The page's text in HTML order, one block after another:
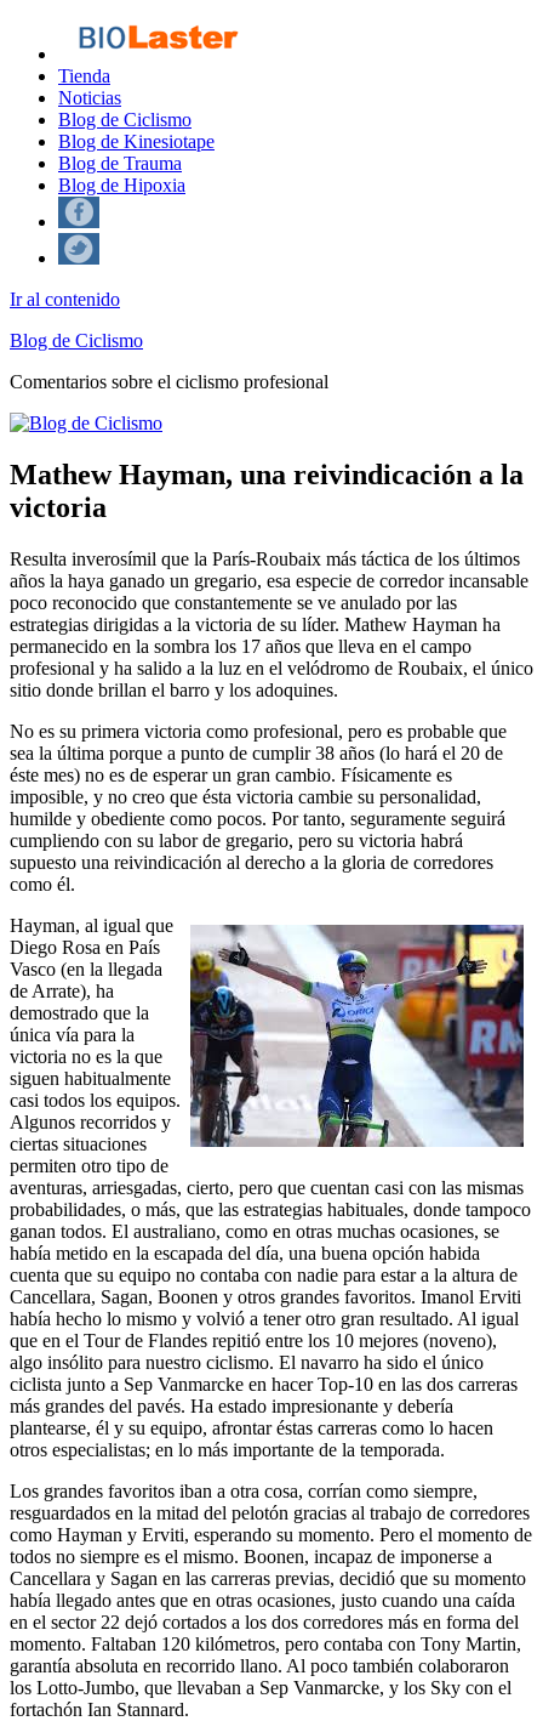
Tienda
Noticias
Blog de Ciclismo
Blog de Kinesiotape
Blog de Trauma
Blog de Hipoxia
Ir al contenido
Blog de Ciclismo
Comentarios sobre el ciclismo profesional
Mathew Hayman, una reivindicación a la
victoria
Resulta inverosímil que la París-Roubaix más táctica de los últimos
años la haya ganado un gregario, esa especie de corredor incansable
poco reconocido que constantemente se ve anulado por las
estrategias dirigidas a la victoria de su líder. Mathew Hayman ha
permanecido en la sombra los 17 años que lleva en el campo
profesional y ha salido a la luz en el velódromo de Roubaix, el único
sitio donde brillan el barro y los adoquines.
No es su primera victoria como profesional, pero es probable que
sea la última porque a punto de cumplir 38 años (lo hará el 20 de
éste mes) no es de esperar un gran cambio. Físicamente es
imposible, y no creo que ésta victoria cambie su personalidad,
humilde y obediente como pocos. Por tanto, seguramente seguirá
cumpliendo con su labor de gregario, pero su victoria habrá
supuesto una reivindicación al derecho a la gloria de corredores
como él.
Hayman, al igual que
Diego Rosa en País
Vasco (en la llegada
de Arrate), ha
demostrado que la
única vía para la
victoria no es la que
siguen habitualmente
casi todos los equipos.
Algunos recorridos y
ciertas situaciones
permiten otro tipo de
aventuras, arriesgadas, cierto, pero que cuentan casi con las mismas
probabilidades, o más, que las estrategias habituales, donde tampoco
ganan todos. El australiano, como en otras muchas ocasiones, se
había metido en la escapada del día, una buena opción habida
cuenta que su equipo no contaba con nadie para estar a la altura de
Cancellara, Sagan, Boonen y otros grandes favoritos. Imanol Erviti
había hecho lo mismo y volvió a tener otro gran resultado. Al igual
que en el Tour de Flandes repitió entre los 10 mejores (noveno),
algo insólito para nuestro ciclismo. El navarro ha sido el único
ciclista junto a Sep Vanmarcke en hacer Top-10 en las dos carreras
más grandes del pavés. Ha estado impresionante y debería
plantearse, él y su equipo, afrontar éstas carreras como lo hacen
otros especialistas; en lo más importante de la temporada.
Los grandes favoritos iban a otra cosa, corrían como siempre,
resguardados en la mitad del pelotón gracias al trabajo de corredores
como Hayman y Erviti, esperando su momento. Pero el momento de
todos no siempre es el mismo. Boonen, incapaz de imponerse a
Cancellara y Sagan en las carreras previas, decidió que su momento
había llegado antes que en otras ocasiones, justo cuando una caída
en el sector 22 dejó cortados a los dos corredores más en forma del
momento. Faltaban 120 kilómetros, pero contaba con Tony Martin,
garantía absoluta en recorrido llano. Al poco también colaboraron
los Lotto-Jumbo, que llevaban a Sep Vanmarcke, y los Sky con el
fortachón Ian Stannard.